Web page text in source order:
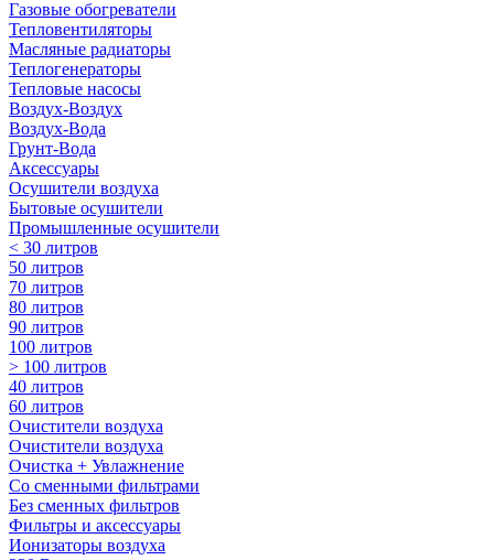
Газовые обогреватели
Тепловентиляторы
Масляные радиаторы
Теплогенераторы
Тепловые насосы
Воздух-Воздух
Воздух-Вода
Грунт-Вода
Аксессуары
Осушители воздуха
Бытовые осушители
Промышленные осушители
< 30 литров
50 литров
70 литров
80 литров
90 литров
100 литров
> 100 литров
40 литров
60 литров
Очистители воздуха
Очистители воздуха
Очистка + Увлажнение
Cо сменными фильтрами
Без сменных фильтров
Фильтры и аксессуары
Ионизаторы воздуха